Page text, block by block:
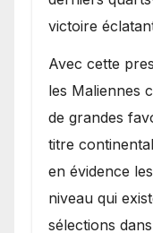
victoire
Avec cette
les Maliennes
de grandes
titre
en évidence
niveau qui
sélections